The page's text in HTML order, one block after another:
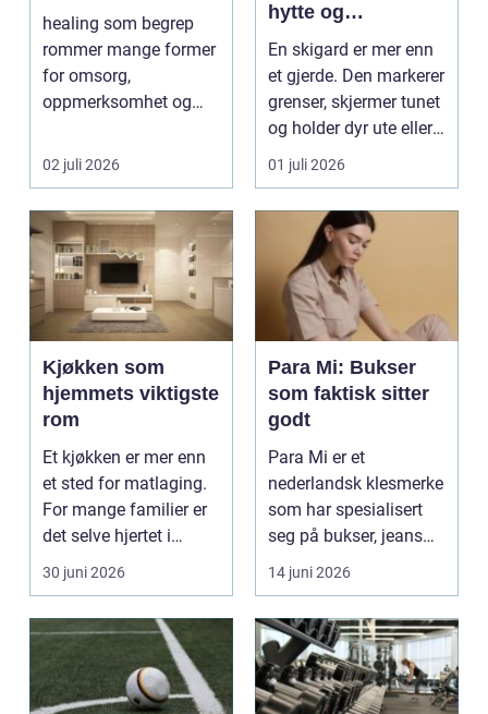
healing som begrep
rommer mange former
for omsorg,
oppmerksomhet og
som mål å s...
02 juli 2026
hytte og
kulturlandskap
En skigard er mer enn
et gjerde. Den markerer
grenser, skjermer tunet
og holder dyr ute eller
inne, ...
01 juli 2026
Kjøkken som
hjemmets viktigste
rom
Et kjøkken er mer enn
et sted for matlaging.
For mange familier er
det selve hjertet i
boligen, romm...
30 juni 2026
Para Mi: Bukser
som faktisk sitter
godt
Para Mi er et
nederlandsk klesmerke
som har spesialisert
seg på bukser, jeans
og skjørt...
14 juni 2026